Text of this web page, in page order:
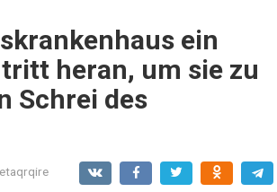
ein
heran, um sie zu
Schrei des